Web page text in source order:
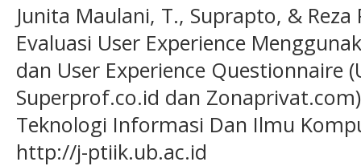
Junita Maulani, T., Suprapto, &
Evaluasi User Experience
dan User Experience Questionnaire
Superprof.co.id dan
Teknologi Informasi Dan Ilmu
http://j-ptiik.ub.ac.id